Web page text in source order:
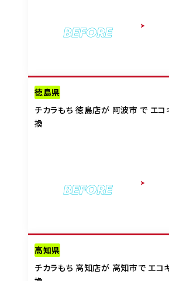
BEFORE
徳島県
チカラもち 徳島店が 阿波市 で エコ
換
BEFORE
高知県
チカラもち 高知店が 高知市で エコ